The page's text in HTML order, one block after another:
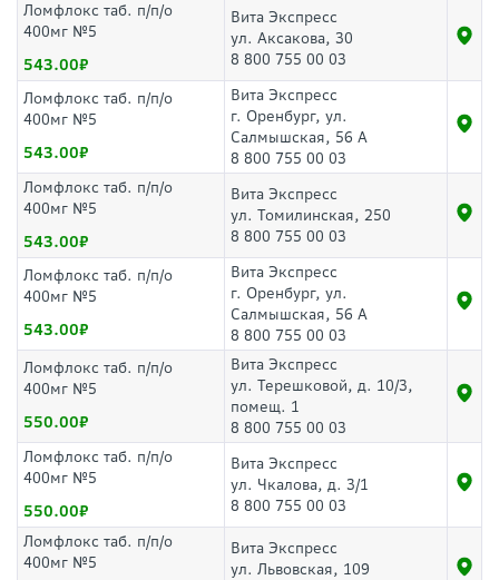
Ломфлокс таб. п/п/о
400мг №5
543.00
Вита Экспресс
ул. Аксакова, 30
8 800 755 00 03
Ломфлокс таб. п/п/о
400мг №5
543.00
Вита Экспресс
г. Оренбург, ул.
Салмышская, 56 А
8 800 755 00 03
Ломфлокс таб. п/п/о
400мг №5
543.00
Вита Экспресс
ул. Томилинская, 250
8 800 755 00 03
Ломфлокс таб. п/п/о
400мг №5
543.00
Вита Экспресс
г. Оренбург, ул.
Салмышская, 56 А
8 800 755 00 03
Ломфлокс таб. п/п/о
400мг №5
550.00
Вита Экспресс
ул. Терешковой, д. 10/3,
помещ. 1
8 800 755 00 03
Ломфлокс таб. п/п/о
400мг №5
550.00
Вита Экспресс
ул. Чкалова, д. 3/1
8 800 755 00 03
Ломфлокс таб. п/п/о
400мг №5
Вита Экспресс
ул. Львовская, 109